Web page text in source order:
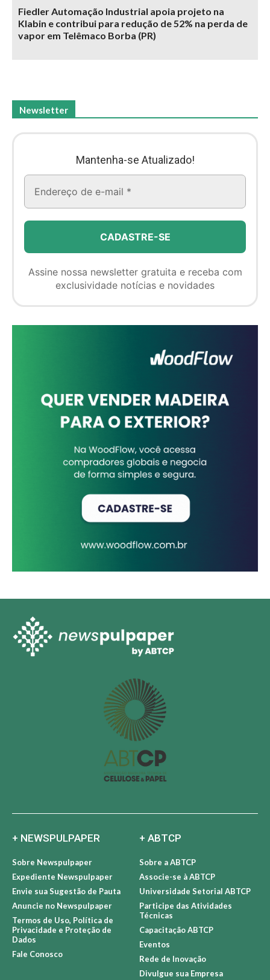
Fiedler Automação Industrial apoia projeto na
Klabin e contribui para redução de 52% na perda de
vapor em Telêmaco Borba (PR)
Newsletter
Mantenha-se Atualizado!
Assine nossa newsletter gratuita e receba com
exclusividade notícias e novidades
+ NEWSPULPAPER
Sobre Newspulpaper
Expediente Newspulpaper
Envie sua Sugestão de Pauta
Anuncie no Newspulpaper
Termos de Uso, Política de
Privacidade e Proteção de
Dados
Fale Conosco
+ ABTCP
Sobre a ABTCP
Associe-se à ABTCP
Universidade Setorial ABTCP
Participe das Atividades
Técnicas
Capacitação ABTCP
Eventos
Rede de Inovação
Divulgue sua Empresa